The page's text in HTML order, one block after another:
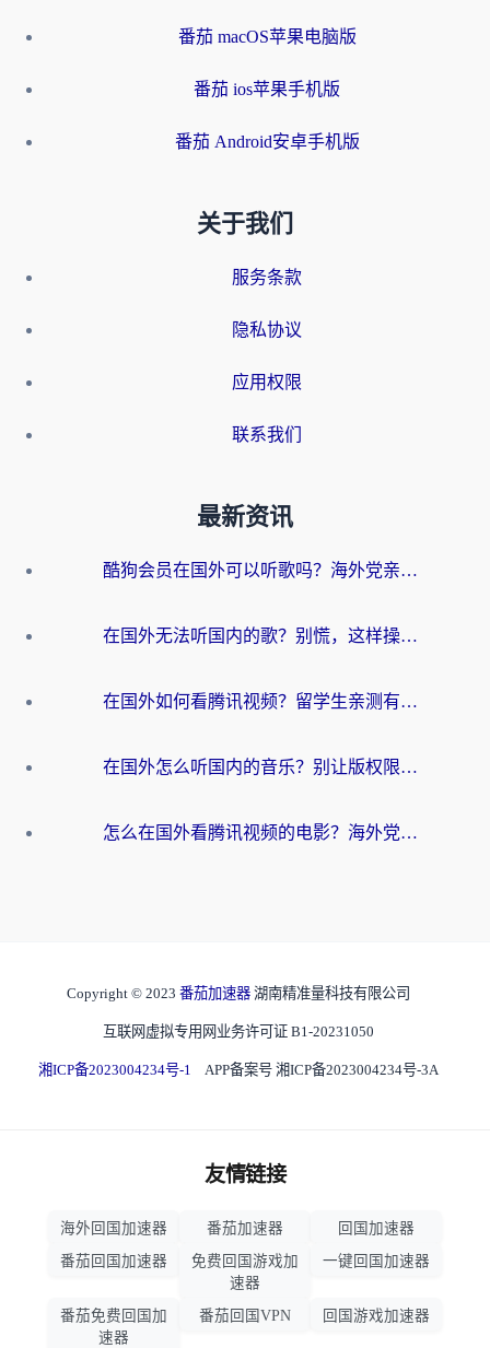
番茄 macOS苹果电脑版
番茄 ios苹果手机版
番茄 Android安卓手机版
关于我们
服务条款
隐私协议
应用权限
联系我们
最新资讯
酷狗会员在国外可以听歌吗？海外党亲测有效：3步解决音乐权限难题
在国外无法听国内的歌？别慌，这样操作就能畅听QQ音乐（附亲测加速器推荐）
在国外如何看腾讯视频？留学生亲测有效的回国加速方案
在国外怎么听国内的音乐？别让版权限制断了你的华语歌单
怎么在国外看腾讯视频的电影？海外党亲测有效的回国加速指南
Copyright © 2023 番茄加速器 湖南精准量科技有限公司
互联网虚拟专用网业务许可证 B1-20231050
湘ICP备2023004234号-1 APP备案号 湘ICP备2023004234号-3A
友情链接
海外回国加速器 番茄加速器
回国加速器
番茄回国加速器
免费回国游戏加
速器
一键回国加速器
番茄免费回国加
速器
番茄回国VPN 回国游戏加速器